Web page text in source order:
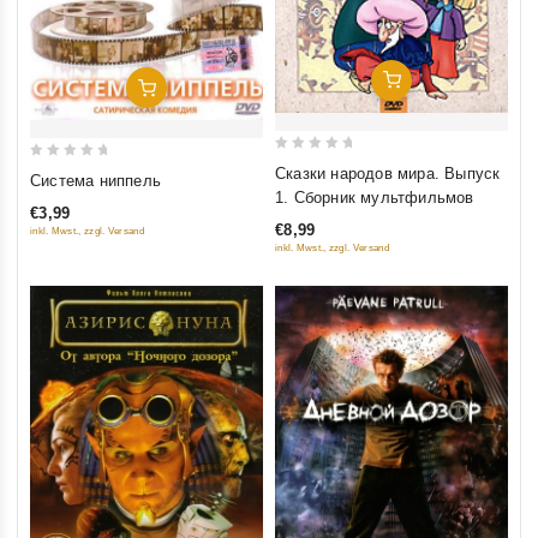
Добавить В Корзину
of
Система ниппель
€3,99
inkl. Mwst., zzgl. Versand
Добавить В Корзину
5
Сказки народов мира. Выпуск
1. Сборник мультфильмов
€8,99
inkl. Mwst., zzgl. Versand